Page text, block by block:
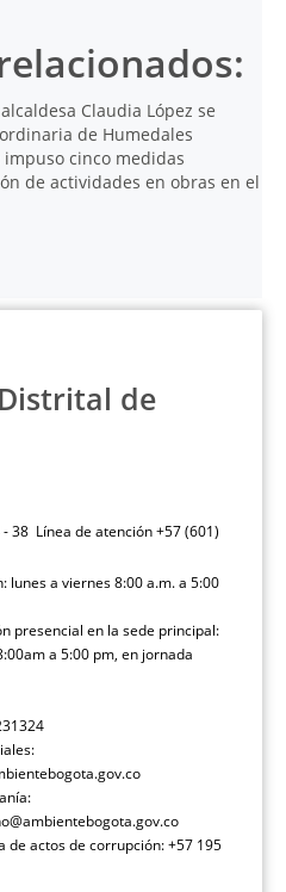
Claudia López se
de Humedales
cinco medidas
de actividades en obras en el
de
38 Línea de atención +57 (601)
lunes a viernes 8:00 a.m. a 5:00
presencial en la sede principal:
a 5:00 pm, en jornada
de actos de corrupción: +57 195